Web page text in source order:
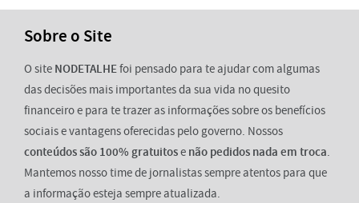
Sobre o Site
O site NODETALHEfoi pensado para te ajudar com algumas
das decisões mais importantes da sua vida no quesito
financeiro e para te trazer as informações sobre os benefícios
sociais e vantagens oferecidas pelo governo. Nossos
conteúdos são 100% gratuitose não pedidos nada em troca.
Mantemos nosso time de jornalistas sempre atentos para que
a informação esteja sempre atualizada.